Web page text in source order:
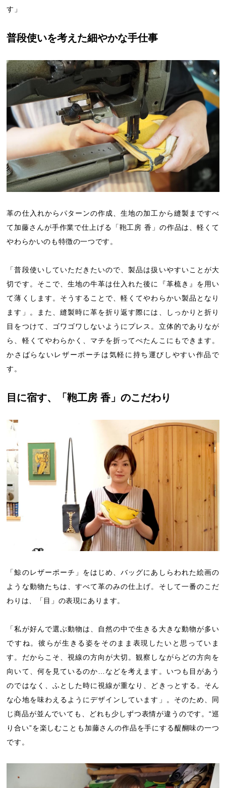
す」
普段使いを考えた細やかな手仕事
革の仕入れからパターンの作成、生地の加工から縫製まですべ
て加藤さんが手作業で仕上げる「鞄工房 香」の作品は、軽くて
やわらかいのも特徴の一つです。
「普段使いしていただきたいので、製品は扱いやすいことが大
切です。そこで、生地の牛革は仕入れた後に『革梳き』を用い
て薄くします。そうすることで、軽くてやわらかい製品となり
ます」。また、縫製時に革を折り返す際には、しっかりと折り
目をつけて、ゴワゴワしないようにプレス。立体的でありなが
ら、軽くてやわらかく、マチを折ってぺたんこにもできます。
かさばらないレザーポーチは気軽に持ち運びしやすい作品で
す。
目に宿す、「鞄工房 香」のこだわり
「鯨のレザーポーチ」をはじめ、バッグにあしらわれた絵画の
ような動物たちは、すべて革のみの仕上げ。そして一番のこだ
わりは、「目」の表現にあります。
「私が好んで選ぶ動物は、自然の中で生きる大きな動物が多い
ですね。彼らが生きる姿をそのまま表現したいと思っていま
す。だからこそ、視線の方向が大切。観察しながらどの方向を
向いて、何を見ているのか…などを考えます。いつも目があう
のではなく、ふとした時に視線が重なり、どきっとする。そん
な心地を味わえるようにデザインしています」。そのため、同
じ商品が並んでいても、どれも少しずつ表情が違うのです。“巡
り合い”を楽しむことも加藤さんの作品を手にする醍醐味の一つ
です。